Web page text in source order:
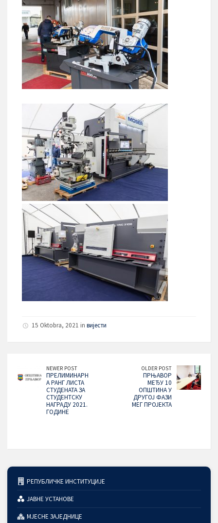
15 Oktobra, 2021 in вијести
NEWER POST
ПРЕЛИМИНАРН
А РАНГ ЛИСТА
СТУДЕНАТА ЗА
СТУДЕНТСКУ
НАГРАДУ 2021.
ГОДИНЕ
OLDER POST
ПРЊАВОР
МЕЂУ 10
ОПШТИНА У
ДРУГОЈ ФАЗИ
МЕГ ПРОЈЕКТА
РЕПУБЛИЧКЕ ИНСТИТУЦИЈЕ
ЈАВНЕ УСТАНОВЕ
МЈЕСНЕ ЗАЈЕДНИЦЕ